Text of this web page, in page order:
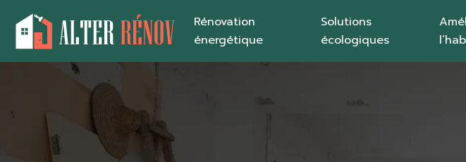
Rénovation
énergétique
Solutions
écologiques